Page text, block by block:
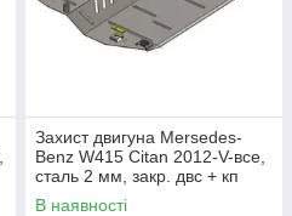
Захист двигуна Mersedes-
Benz W415 Citan 2012-V-все,
сталь 2 мм, закр. двс + кп
В наявності